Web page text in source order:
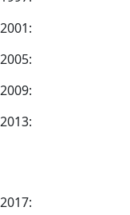
2001:
2005:
2009:
2013:
2017: